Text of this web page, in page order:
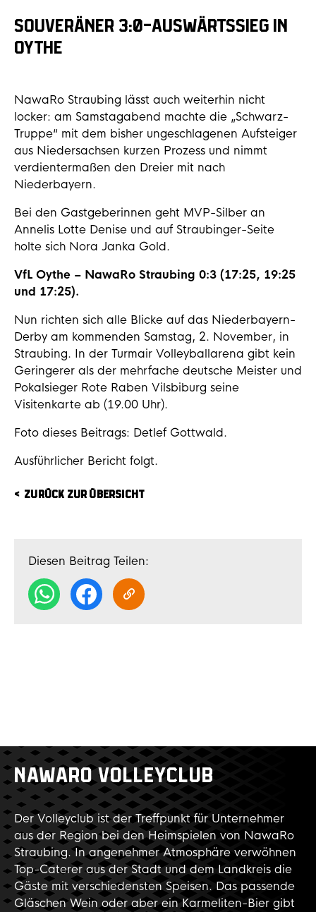
SOUVERÄNER 3:0-AUSWÄRTSSIEG IN
OYTHE
NawaRo Straubing lässt auch weiterhin nicht
locker: am Samstagabend machte die „Schwarz-
Truppe“ mit dem bisher ungeschlagenen Aufsteiger
aus Niedersachsen kurzen Prozess und nimmt
verdientermaßen den Dreier mit nach
Niederbayern.
Bei den Gastgeberinnen geht MVP-Silber an
Annelis Lotte Denise und auf Straubinger-Seite
holte sich Nora Janka Gold.
VfL Oythe – NawaRo Straubing 0:3 (17:25, 19:25
und 17:25).
Nun richten sich alle Blicke auf das Niederbayern-
Derby am kommenden Samstag, 2. November, in
Straubing. In der Turmair Volleyballarena gibt kein
Geringerer als der mehrfache deutsche Meister und
Pokalsieger Rote Raben Vilsbiburg seine
Visitenkarte ab (19.00 Uhr).
Foto dieses Beitrags: Detlef Gottwald.
Ausführlicher Bericht folgt.
ZURÜCK ZUR ÜBERSICHT
Diesen Beitrag Teilen:
NAWARO VOLLEYCLUB
Der Volleyclub ist der Treffpunkt für Unternehmer
aus der Region bei den Heimspielen von NawaRo
Straubing. In angenehmer Atmosphäre verwöhnen
Top-Caterer aus der Stadt und dem Landkreis die
Gäste mit verschiedensten Speisen. Das passende
Gläschen Wein oder aber ein Karmeliten-Bier gibt